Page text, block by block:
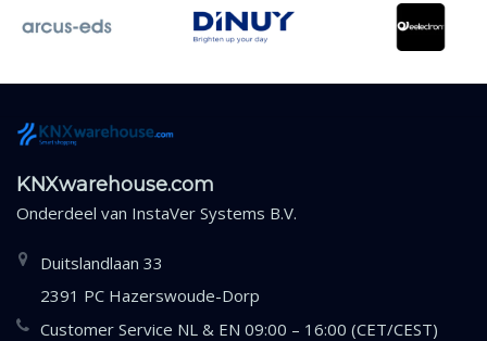
KNXwarehouse.com
Onderdeel van InstaVer Systems B.V.
Duitslandlaan 33
2391 PC Hazerswoude-Dorp
Customer Service NL & EN 09:00 – 16:00 (CET/CEST)